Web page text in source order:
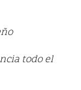
todo el